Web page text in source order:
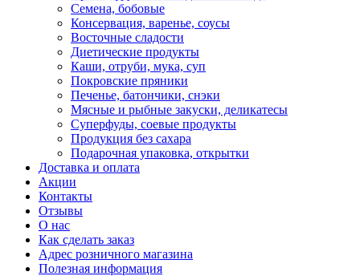
Семена, бобовые
Консервация, варенье, соусы
Восточные сладости
Диетические продукты
Каши, отруби, мука, суп
Покровские пряники
Печенье, батончики, снэки
Мясные и рыбные закуски, деликатесы
Суперфуды, соевые продукты
Продукция без сахара
Подарочная упаковка, открытки
Доставка и оплата
Акции
Контакты
Отзывы
О нас
Как сделать заказ
Адрес розничного магазина
Полезная информация